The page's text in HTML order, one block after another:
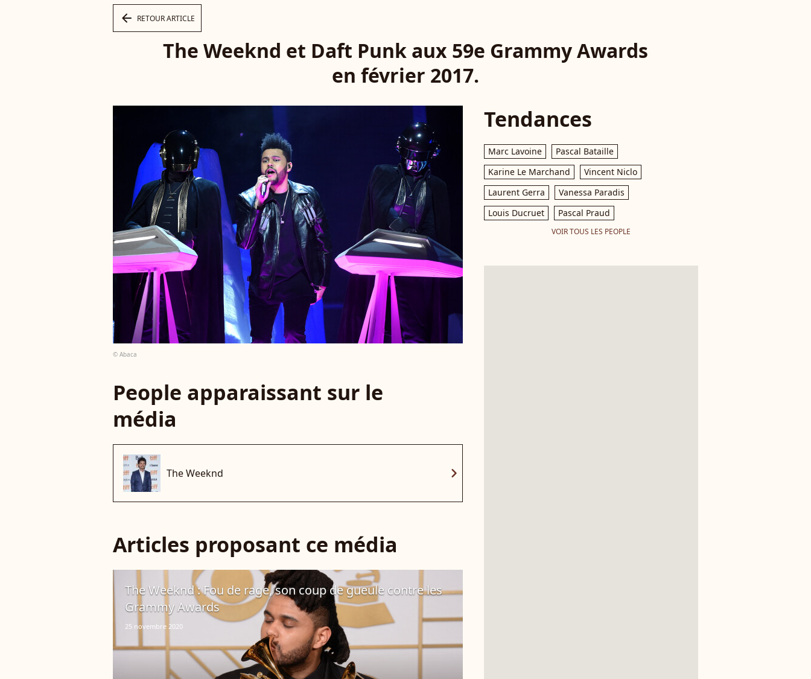
arrow_left RETOUR ARTICLE
The Weeknd et Daft Punk aux 59e Grammy Awards
en février 2017.
© Abaca
People apparaissant sur le
média
The Weeknd chevron_right
Articles proposant ce média
The Weeknd : Fou de rage, son coup de gueule contre les
Grammy Awards
25 novembre 2020
Tendances
Marc Lavoine
Pascal Bataille
Karine Le Marchand
Vincent Niclo
Laurent Gerra
Vanessa Paradis
Louis Ducruet
Pascal Praud
VOIR TOUS LES PEOPLE